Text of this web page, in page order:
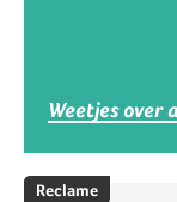
Weetjes over
Reclame